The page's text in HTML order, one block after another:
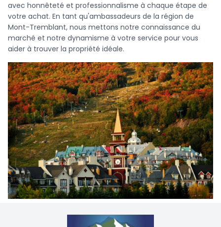
avec honnêteté et professionnalisme à chaque étape de
votre achat. En tant qu'ambassadeurs de la région de
Mont-Tremblant, nous mettons notre connaissance du
marché et notre dynamisme à votre service pour vous
aider à trouver la propriété idéale.